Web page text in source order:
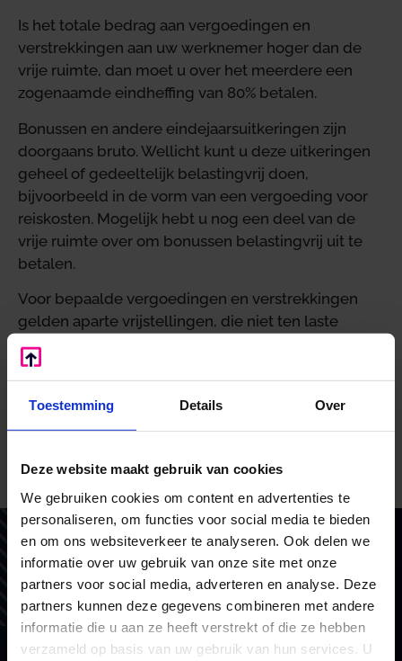
Toestemming Details Over
Deze website maakt gebruik van cookies
We gebruiken cookies om content en advertenties te
personaliseren, om functies voor social media te bieden
en om ons websiteverkeer te analyseren. Ook delen we
informatie over uw gebruik van onze site met onze
partners voor social media, adverteren en analyse. Deze
partners kunnen deze gegevens combineren met andere
informatie die u aan ze heeft verstrekt of die ze hebben
verzameld op basis van uw gebruik van hun services. U
Is het totale bedrag aan vergoedingen en
verstrekkingen aan uw werknemer hoger dan de
vrije ruimte, dan moet u over het meerdere een
zogenaamde eindheffing van 80% betalen.
Bonussen en andere eindejaarsuitkeringen zijn
doorgaans bruto. Wellicht kunt u deze uitkeringen
geheel of gedeeltelijk belastingvrij doen,
bijvoorbeeld in de vorm van een vergoeding voor
reiskosten. Mogelijk hebt u nog een deel van de
vrije ruimte over om bonussen belastingvrij uit te
betalen.
Voor bepaalde vergoedingen en verstrekkingen
gelden aparte vrijstellingen, die niet ten laste
komen van de vrije ruimte. Wanneer de vergoeding
hoger is dan de daarvoor geldende norm, dan is het
werknemer. Er zijn ook verstrekkingen die op nihil
worden gewaardeerd. Daarvoor hoeft dus geen
Bron: Overig | publicatie | 21-10-2021
Vertrouw op BoekZo, net als
honderden andere ondernemers
Als financieel en belastingadviseurs coachen we en
doen we waar we goed in zijn. Voor het MKB en